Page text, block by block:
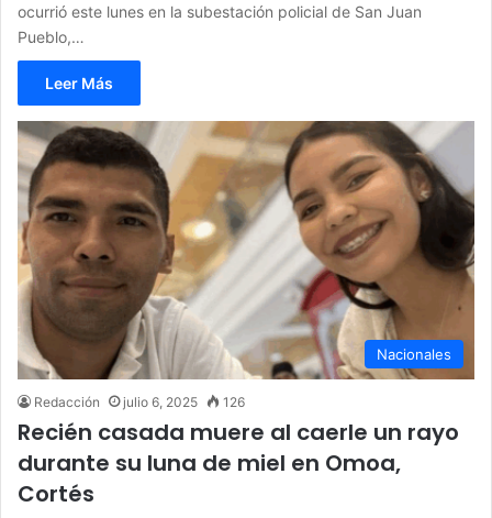
ocurrió este lunes en la subestación policial de San Juan
Pueblo,…
Leer Más
Nacionales
Redacción julio 6, 2025 126
Recién casada muere al caerle un rayo
durante su luna de miel en Omoa,
Cortés